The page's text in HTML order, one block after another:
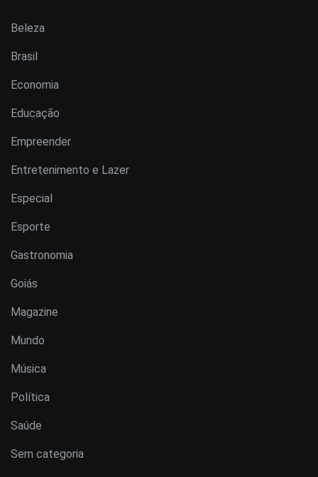
Beleza
Brasil
Economia
Educação
Empreender
Entretenimento e Lazer
Especial
Esporte
Gastronomia
Goiás
Magazine
Mundo
Música
Política
Saúde
Sem categoria